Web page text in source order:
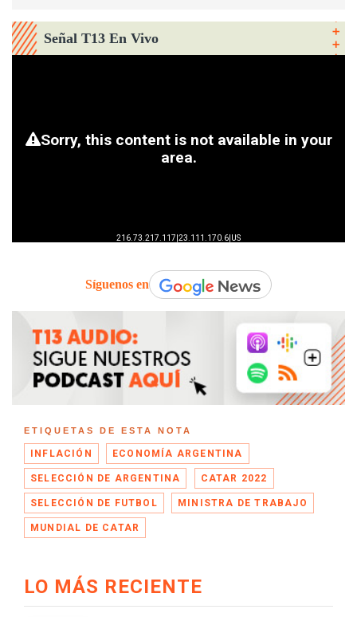
Señal T13 En Vivo
Síguenos en
ETIQUETAS DE ESTA NOTA
INFLACIÓN ECONOMÍA ARGENTINA
SELECCIÓN DE ARGENTINA CATAR 2022
SELECCIÓN DE FUTBOL MINISTRA DE TRABAJO
MUNDIAL DE CATAR
LO MÁS RECIENTE